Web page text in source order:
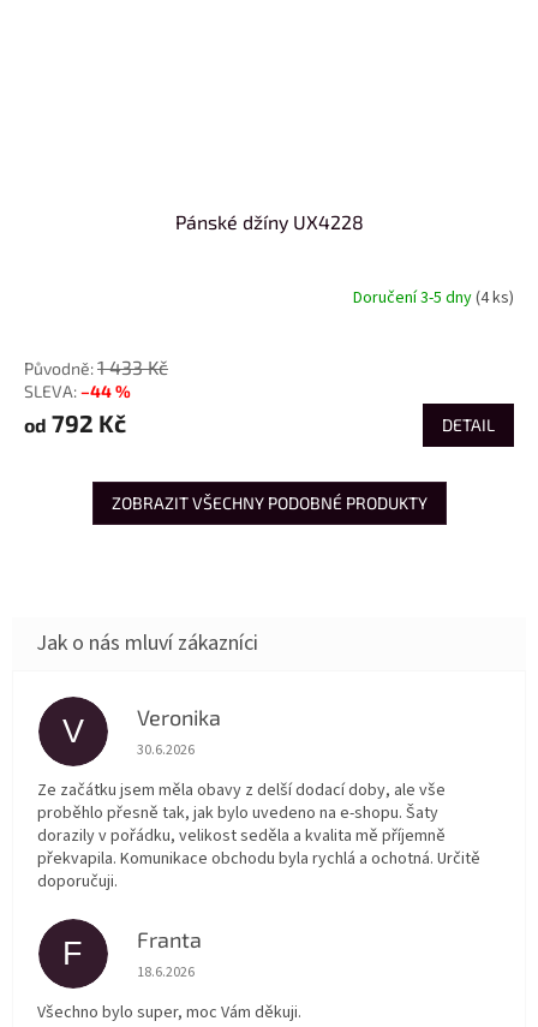
Pánské džíny UX4228
Doručení 3-5 dny(4 ks)
1 433 Kč
–44 %
od 792 Kč DETAIL
ZOBRAZIT VŠECHNY PODOBNÉ PRODUKTY
V Veronika
Hodnocení obchodu je 5 z 5 hvězdiček.
30.6.2026
Ze začátku jsem měla obavy z delší dodací doby, ale vše
proběhlo přesně tak, jak bylo uvedeno na e-shopu. Šaty
dorazily v pořádku, velikost seděla a kvalita mě příjemně
překvapila. Komunikace obchodu byla rychlá a ochotná. Určitě
doporučuji.
F Franta
Hodnocení obchodu je 5 z 5 hvězdiček.
18.6.2026
Všechno bylo super, moc Vám děkuji.